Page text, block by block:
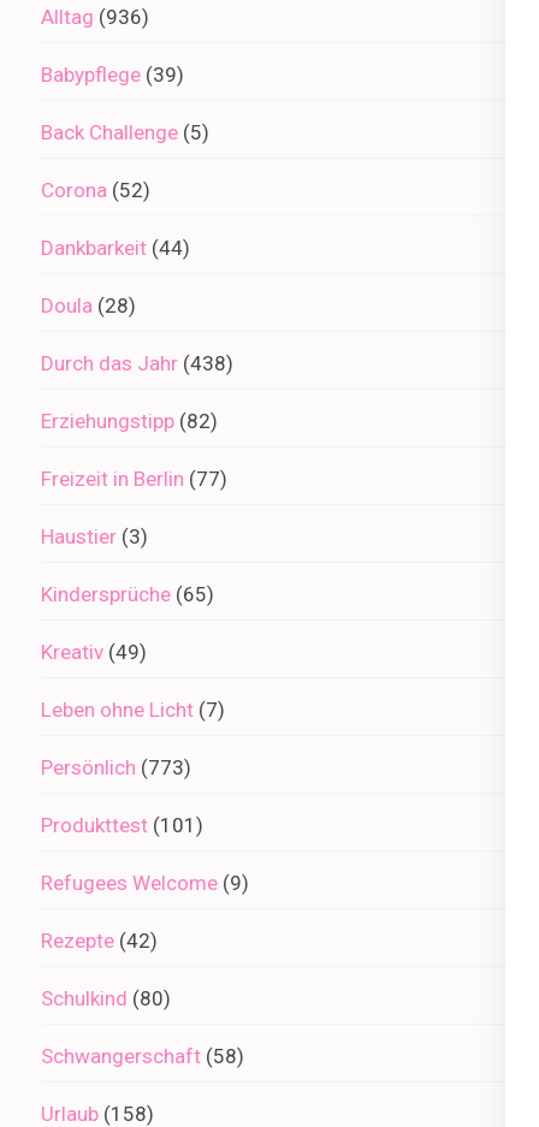
Alltag (936)
Babypflege (39)
Back Challenge (5)
Corona (52)
Dankbarkeit (44)
Doula (28)
Durch das Jahr (438)
Erziehungstipp (82)
Freizeit in Berlin (77)
Haustier (3)
Kindersprüche (65)
Kreativ (49)
Leben ohne Licht (7)
Persönlich (773)
Produkttest (101)
Refugees Welcome (9)
Rezepte (42)
Schulkind (80)
Schwangerschaft (58)
Urlaub (158)